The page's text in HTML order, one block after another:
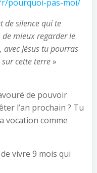
pourquoi-pas-moi/
de silence qui te
mieux regarder le
Jésus tu pourras
cette terre»
de pouvoir
l’an prochain ? Tu
vocation comme
vivre 9 mois qui